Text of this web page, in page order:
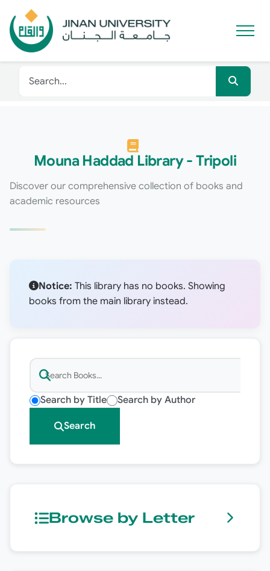
Mouna Haddad Library - Tripoli
Discover our comprehensive collection of books and
academic resources
Notice: This library has no books. Showing
books from the main library instead.
Search by Title Search by Author
Search
Browse by Letter